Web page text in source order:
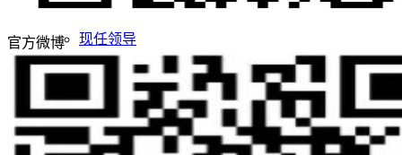
现任领导
学校董事会
名誉校长
学校顾问
校徽校训
学校荣誉
官方微博